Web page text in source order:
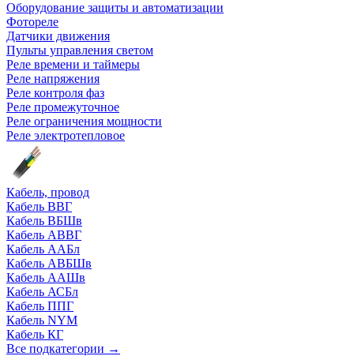
Оборудование защиты и автоматизации
Фотореле
Датчики движения
Пульты управления светом
Реле времени и таймеры
Реле напряжения
Реле контроля фаз
Реле промежуточное
Реле ограничения мощности
Реле электротепловое
Кабель, провод
Кабель ВВГ
Кабель ВБШв
Кабель АВВГ
Кабель ААБл
Кабель АВБШв
Кабель ААШв
Кабель АСБл
Кабель ППГ
Кабель NYM
Кабель КГ
Все подкатегории →